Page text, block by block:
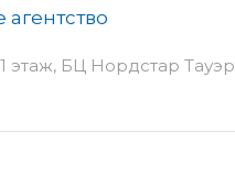
этаж, БЦ Нордстар Тауэр